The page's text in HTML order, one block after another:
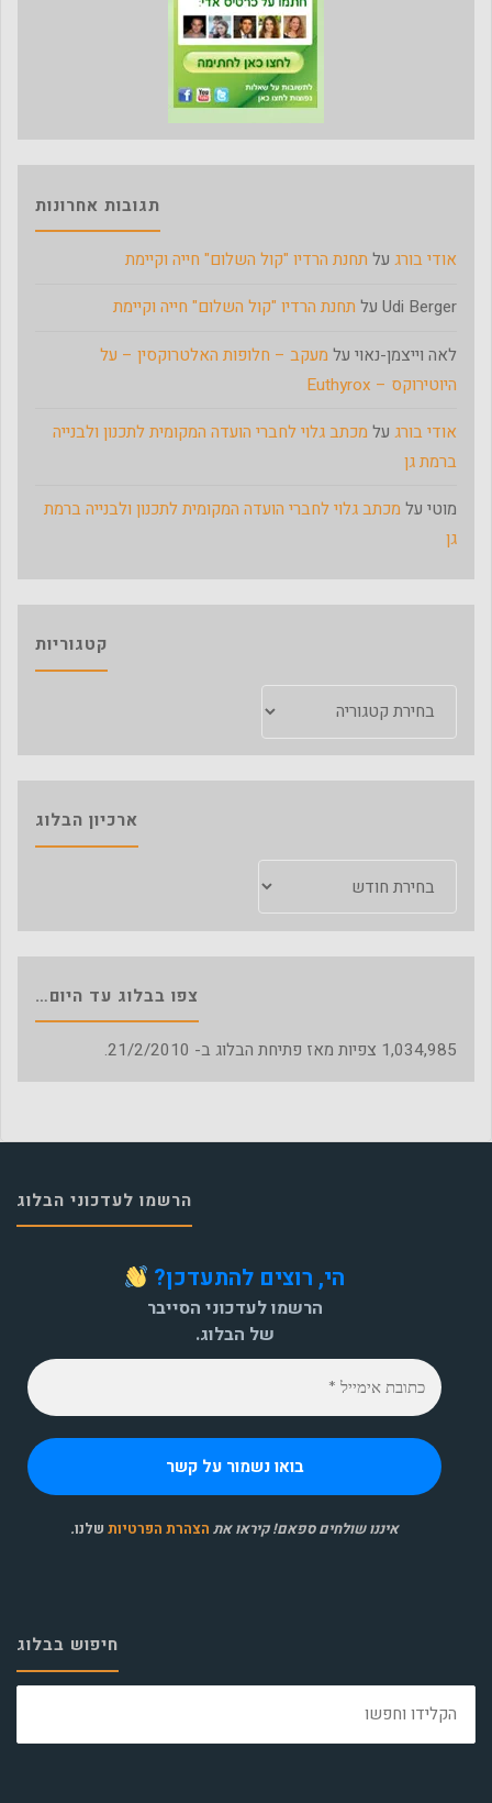
תגובות אחרונות
אודי בורגעל תחנת הרדיו "קול השלום" חייה וקיימת
Udi Bergerעל תחנת הרדיו "קול השלום" חייה וקיימת
לאה וייצמן-נאויעל מעקב – חלופות האלטרוקסין – על
היוטירוקס – Euthyrox
אודי בורגעל מכתב גלוי לחברי הועדה המקומית לתכנון ולבנייה
ברמת גן
מוטיעל מכתב גלוי לחברי הועדה המקומית לתכנון ולבנייה ברמת
גן
קטגוריות
ארכיון הבלוג
צפו בבלוג עד היום…
1,034,985 צפיות מאז פתיחת הבלוג ב- 21/2/2010.
הרשמו לעדכוני הבלוג
הי, רוצים להתעדכן?
הרשמו לעדכוני הסייבר
של הבלוג.
איננו שולחים ספאם! קיראו את הצהרת הפרטיות שלנו.
חיפוש בבלוג
את: